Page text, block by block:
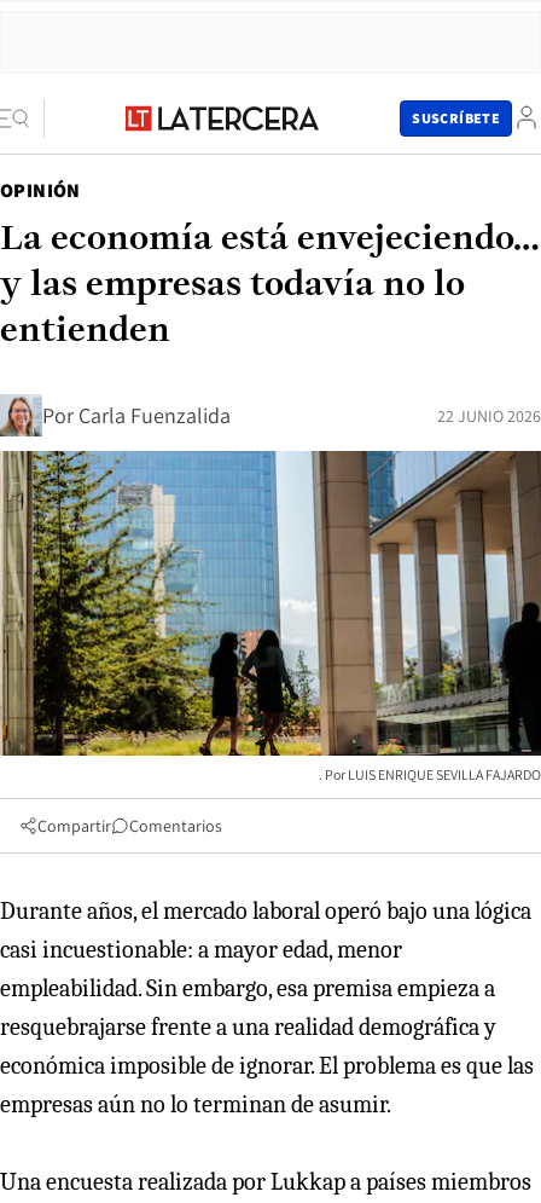
SUSCRÍBETE
OPINIÓN
La economía está envejeciendo…
y las empresas todavía no lo
entienden
Por Carla Fuenzalida 22 JUNIO 2026
LUIS ENRIQUE SEVILLA FAJARDO
Compartir Comentarios
Durante años, el mercado laboral operó bajo una lógica
casi incuestionable: a mayor edad, menor
empleabilidad. Sin embargo, esa premisa empieza a
resquebrajarse frente a una realidad demográfica y
económica imposible de ignorar. El problema es que las
empresas aún no lo terminan de asumir.
Una encuesta realizada por Lukkap a países miembros